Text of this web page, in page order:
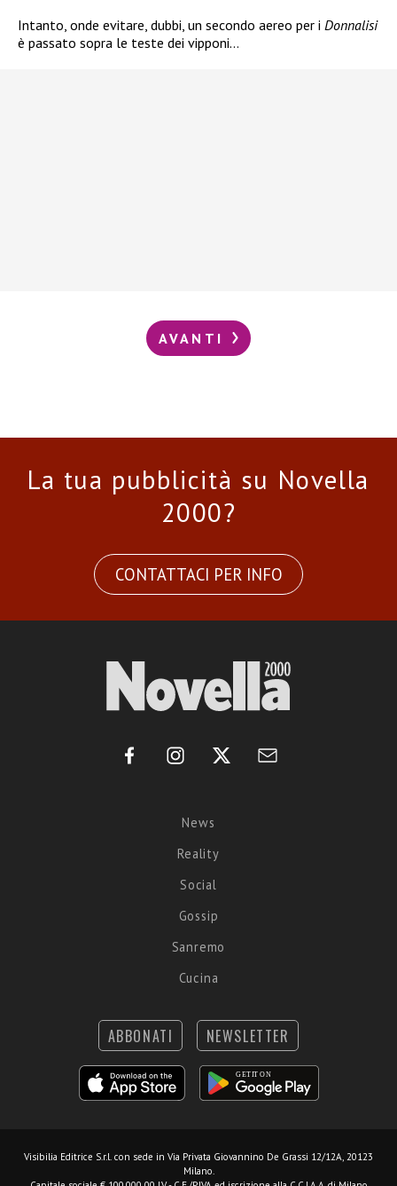
Intanto, onde evitare, dubbi, un secondo aereo per i Donnalisi
è passato sopra le teste dei vipponi…
AVANTI
La tua pubblicità su Novella
2000?
CONTATTACI PER INFO
News
Reality
Social
Gossip
Sanremo
Cucina
ABBONATI NEWSLETTER
Visibilia Editrice S.r.l. con sede in Via Privata Giovannino De Grassi 12/12A, 20123
Milano.